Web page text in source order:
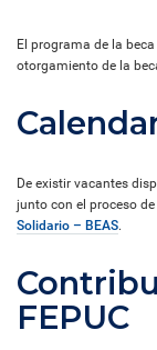
El programa de la
otorgamiento de la
De existir vacantes
junto con el proceso
Solidario – BEAS.
FEPUC